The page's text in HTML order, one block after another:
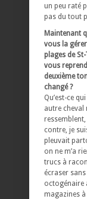
un peu raté
pas du tout
Maintenant
vous la
plages de
vous
deuxième
changé ?
Qu’est-ce
autre cheval
contre, je
pleuvait
on ne m’a
trucs à
écraser
octogénaire
magazines à